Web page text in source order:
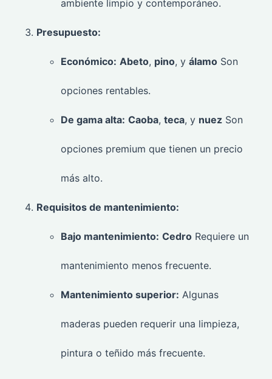
ambiente limpio y contemporáneo.
Presupuesto:
Económico: Abeto, pino, y álamo Son
opciones rentables.
De gama alta: Caoba, teca, y nuez Son
opciones premium que tienen un precio
más alto.
Requisitos de mantenimiento:
Bajo mantenimiento: Cedro Requiere un
mantenimiento menos frecuente.
Mantenimiento superior: Algunas
maderas pueden requerir una limpieza,
pintura o teñido más frecuente.